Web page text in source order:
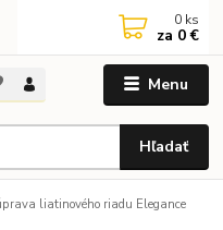
Menu
Hľadať
0 ks
za 0 €
liatinového riadu Elegance